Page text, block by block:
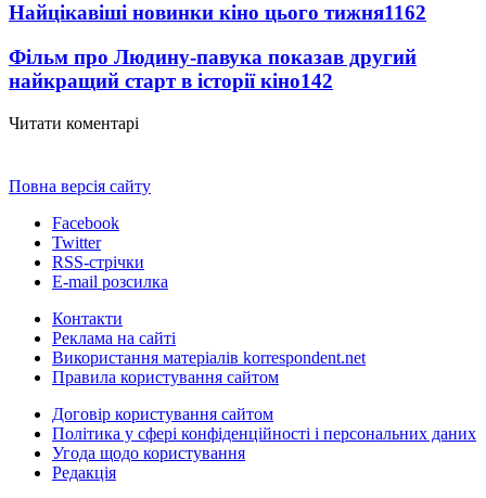
Найцікавіші новинки кіно цього тижня1162
Фільм про Людину-павука показав другий
найкращий старт в історії кіно142
Читати коментарі
Повна версія сайту
Facebook
Twitter
RSS-стрічки
E-mail розсилка
Контакти
Реклама на сайті
Використання матеріалів korrespondent.net
Правила користування сайтом
Договір користування сайтом
Політика у сфері конфіденційності і персональних даних
Угода щодо користування
Редакція